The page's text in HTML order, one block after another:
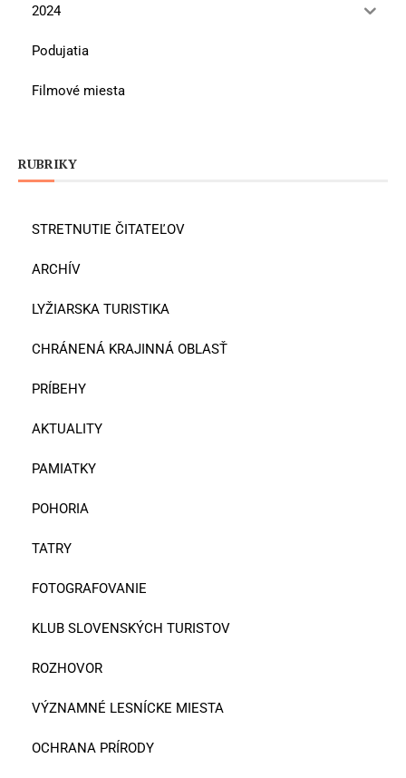
2024
Podujatia
Filmové miesta
RUBRIKY
STRETNUTIE ČITATEĽOV
ARCHÍV
LYŽIARSKA TURISTIKA
CHRÁNENÁ KRAJINNÁ OBLASŤ
PRÍBEHY
AKTUALITY
PAMIATKY
POHORIA
TATRY
FOTOGRAFOVANIE
KLUB SLOVENSKÝCH TURISTOV
ROZHOVOR
VÝZNAMNÉ LESNÍCKE MIESTA
OCHRANA PRÍRODY